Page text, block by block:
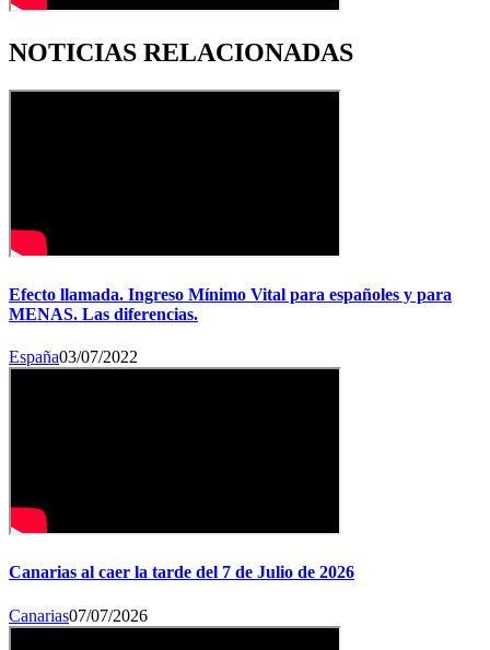
NOTICIAS RELACIONADAS
Efecto llamada. Ingreso Mínimo Vital para españoles y para
MENAS. Las diferencias.
España03/07/2022
Canarias al caer la tarde del 7 de Julio de 2026
Canarias07/07/2026